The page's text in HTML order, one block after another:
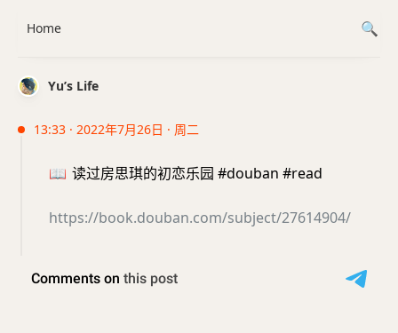
Yu’s Life
13:33 · 2022年7月26日 · 周二
📖 读过房思琪的初恋乐园 #douban #read
https://book.douban.com/subject/27614904/
Home